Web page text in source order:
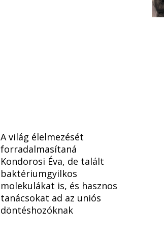
A világ élelmezését
forradalmasítaná
Kondorosi Éva, de talált
baktériumgyilkos
molekulákat is, és hasznos
tanácsokat ad az uniós
döntéshozóknak